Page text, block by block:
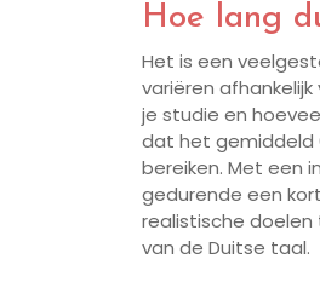
Hoe lang
Het is een
variëren
je studie en
dat het gemiddeld
bereiken. Met een
gedurende een
realistische
van de Duitse taal.